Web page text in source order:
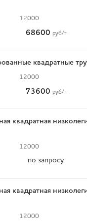
12000
68600 руб/т
квадратные
12000
73600 руб/т
квадратная
12000
по запросу
квадратная
12000